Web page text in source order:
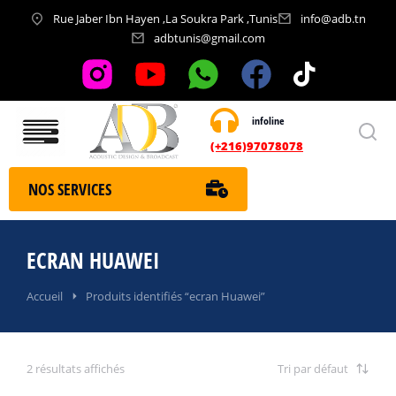
Rue Jaber Ibn Hayen ,La Soukra Park ,Tunis
info@adb.tn
adbtunis@gmail.com
infoline
(+216)97078078
Nos services
NOS SERVICES
ECRAN HUAWEI
Vous êtes ici :
Accueil Produits identifiés “ecran Huawei”
2 résultats affichés